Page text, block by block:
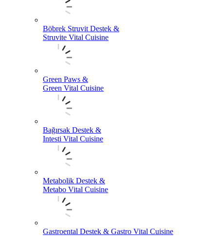
Böbrek Struvit Destek &
Struvite Vital Cuisine
Green Paws &
Green Vital Cuisine
Bağırsak Destek &
Intesti Vital Cuisine
Metabolik Destek &
Metabo Vital Cuisine
Gastroental Destek & Gastro Vital Cuisine